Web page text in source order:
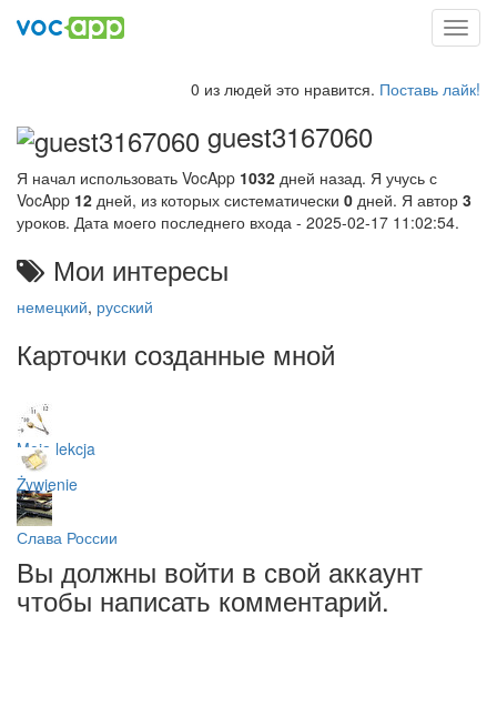
0 из людей это нравится. Поставь лайк!
guest3167060
Я начал использовать VocApp 1032 дней назад. Я учусь с
VocApp 12 дней, из которых систематически 0 дней. Я автор 3
уроков. Дата моего последнего входа - 2025-02-17 11:02:54.
Мои интересы
немецкий, русский
Карточки созданные мной
Moja lekcja
Żywienie
Слава России
Вы должны войти в свой аккаунт
чтобы написать комментарий.